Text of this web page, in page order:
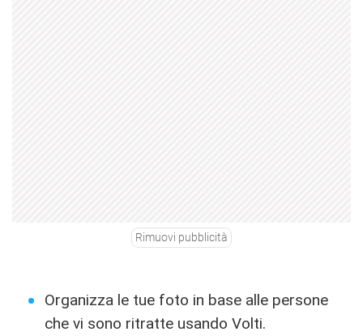
Rimuovi pubblicità
Organizza le tue foto in base alle persone
che vi sono ritratte usando Volti.